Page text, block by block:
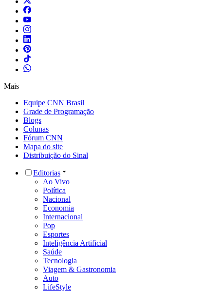
Mais
Equipe CNN Brasil
Grade de Programação
Blogs
Colunas
Fórum CNN
Mapa do site
Distribuição do Sinal
Editorias
Ao Vivo
Política
Nacional
Economia
Internacional
Pop
Esportes
Inteligência Artificial
Saúde
Tecnologia
Viagem & Gastronomia
Auto
LifeStyle